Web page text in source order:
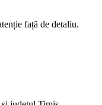
față de detaliu.